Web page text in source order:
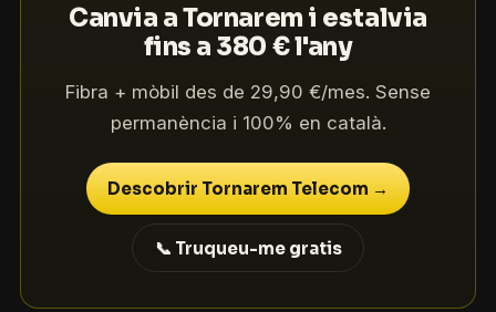
Canvia a Tornarem i estalvia
fins a 380 € l'any
Fibra + mòbil des de 29,90 €/mes. Sense
permanència i 100% en català.
Descobrir Tornarem Telecom →
📞 Truqueu-me gratis